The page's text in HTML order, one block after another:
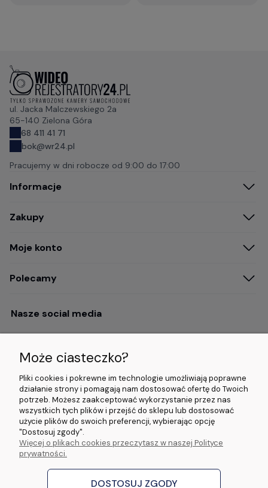
ul. Jacka Malczewskiego 2a
65-140 Zielona Góra
68 411 41 71
bok@wr24.pl
Pracujemy w dni robocze od 9:00 do 17:00
Informacje
Zakupy
Moje konto
Polecamy
Nasze social media
Opinie i wyróżnienia
5.0/5.0 (5000+
opinii)
5.0/5.0 (5000+
opinii)
4.9/5.0 (120+
opinii)
© 2026 www.wideorejestratory24.pl. Wszelkie prawa zastrzeżone.
Sklep własności firmy ZOYA LAB Arkadiusz Dawid Lorenz
ul. Jacka Malczewskiego 2A, 65-140 Zielona Góra NIP: 9730587206 REGON:
Sklep internetowy Shoper Premium
Może ciasteczko?
Pliki cookies i pokrewne im technologie umożliwiają poprawne
działanie strony i pomagają nam dostosować ofertę do Twoich
potrzeb. Możesz zaakceptować wykorzystanie przez nas
wszystkich tych plików i przejść do sklepu lub dostosować
użycie plików do swoich preferencji, wybierając opcję
"Dostosuj zgody".
Więcej o plikach cookies przeczytasz w naszej Polityce
prywatności.
DOSTOSUJ ZGODY